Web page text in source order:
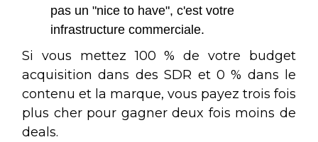
pas un "nice to have", c'est votre
infrastructure commerciale.
Si vous mettez 100 % de votre budget
acquisition dans des SDR et 0 % dans le
contenu et la marque, vous payez trois fois
plus cher pour gagner deux fois moins de
deals.